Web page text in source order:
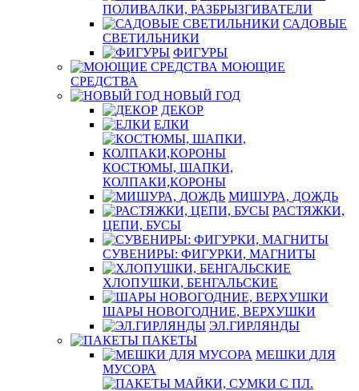
ПОЛИВАЛКИ, РАЗБРЫЗГИВАТЕЛИ
САДОВЫЕ
СВЕТИЛЬНИКИ
ФИГУРЫ
МОЮЩИЕ
СРЕДСТВА
НОВЫЙ ГОД
ДЕКОР
ЕЛКИ
КОСТЮМЫ, ШАПКИ,
КОЛПАКИ,КОРОНЫ
МИШУРА, ДОЖДЬ
РАСТЯЖКИ,
ЦЕПИ, БУСЫ
СУВЕНИРЫ: ФИГУРКИ, МАГНИТЫ
ХЛОПУШКИ, БЕНГАЛЬСКИЕ
ШАРЫ НОВОГОДНИЕ, ВЕРХУШКИ
ЭЛ.ГИРЛЯНДЫ
ПАКЕТЫ
МЕШКИ ДЛЯ
МУСОРА